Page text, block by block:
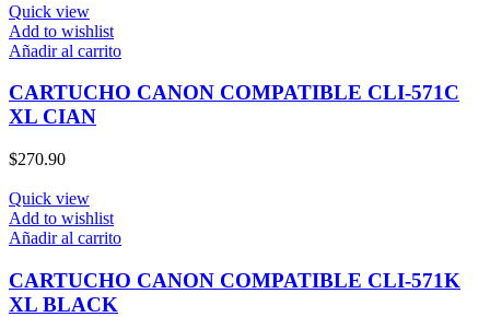
Quick view
Add to wishlist
Añadir al carrito
CARTUCHO CANON COMPATIBLE CLI-571C
XL CIAN
$270.90
Quick view
Add to wishlist
Añadir al carrito
CARTUCHO CANON COMPATIBLE CLI-571K
XL BLACK